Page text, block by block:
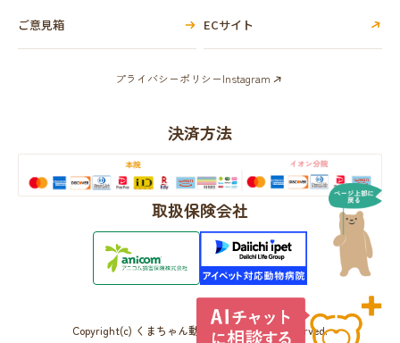
ご意見箱 ECサイト
プライバシーポリシーInstagram
決済方法
取扱保険会社
Copyright(c) くまちゃん動物病院 All Rights Reserved.